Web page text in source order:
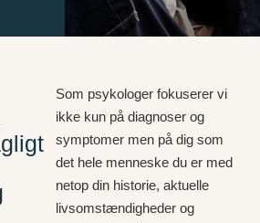
Som psykologer fokuserer vi
ikke kun på diagnoser og
symptomer men på dig som
det hele menneske du er med
netop din historie, aktuelle
livsomstændigheder og